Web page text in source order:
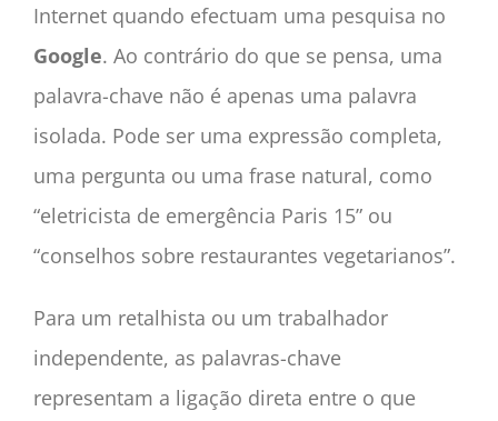
Internet quando efectuam uma pesquisa no
Google. Ao contrário do que se pensa, uma
palavra-chave não é apenas uma palavra
isolada. Pode ser uma expressão completa,
uma pergunta ou uma frase natural, como
“eletricista de emergência Paris 15” ou
“conselhos sobre restaurantes vegetarianos”.
Para um retalhista ou um trabalhador
independente, as palavras-chave
representam a ligação direta entre o que